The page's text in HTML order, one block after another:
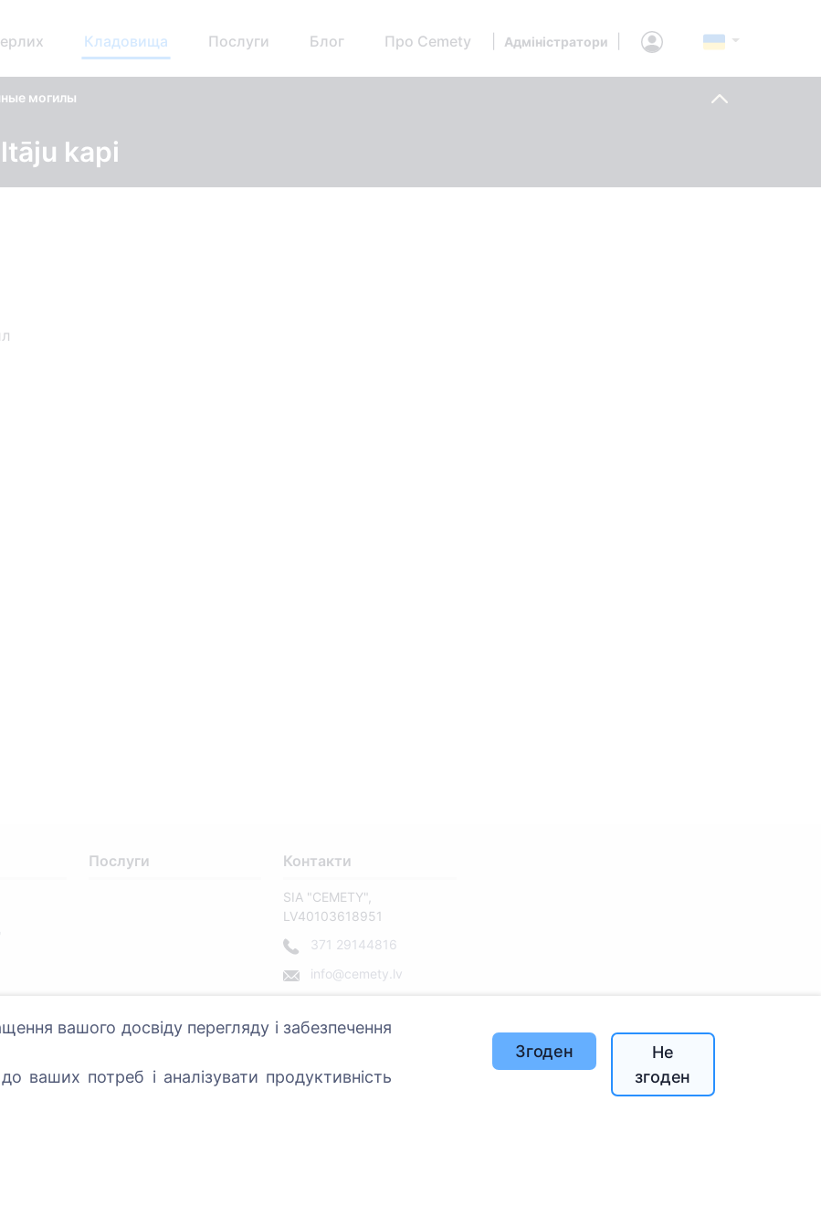
Кладовища Послуги Блог Про Cemety Адміністратори
могилы
kapi
Послуги Контакти
SIA "CEMETY",
LV40103618951
371 29144816
info@cemety.lv
країні!
вашого досвіду перегляду і забезпечення
ваших потреб і аналізувати продуктивність
Згоден
Не
згоден